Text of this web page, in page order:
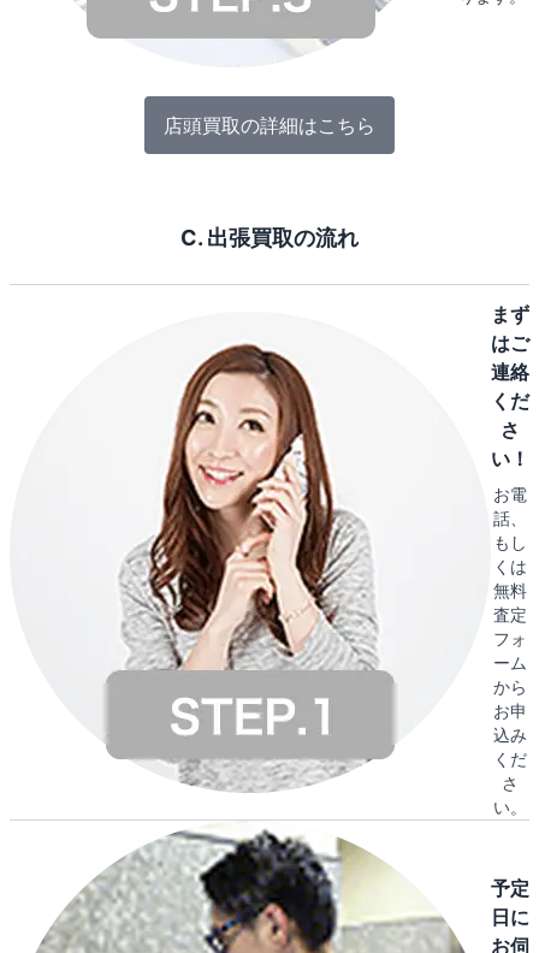
店頭買取の詳細はこちら
C. 出張買取の流れ
まず
はご
連絡
くだ
さ
い！
お電
話、
もし
くは
無料
査定
フォ
ーム
から
お申
込み
くだ
さ
い。
予定
日に
お伺